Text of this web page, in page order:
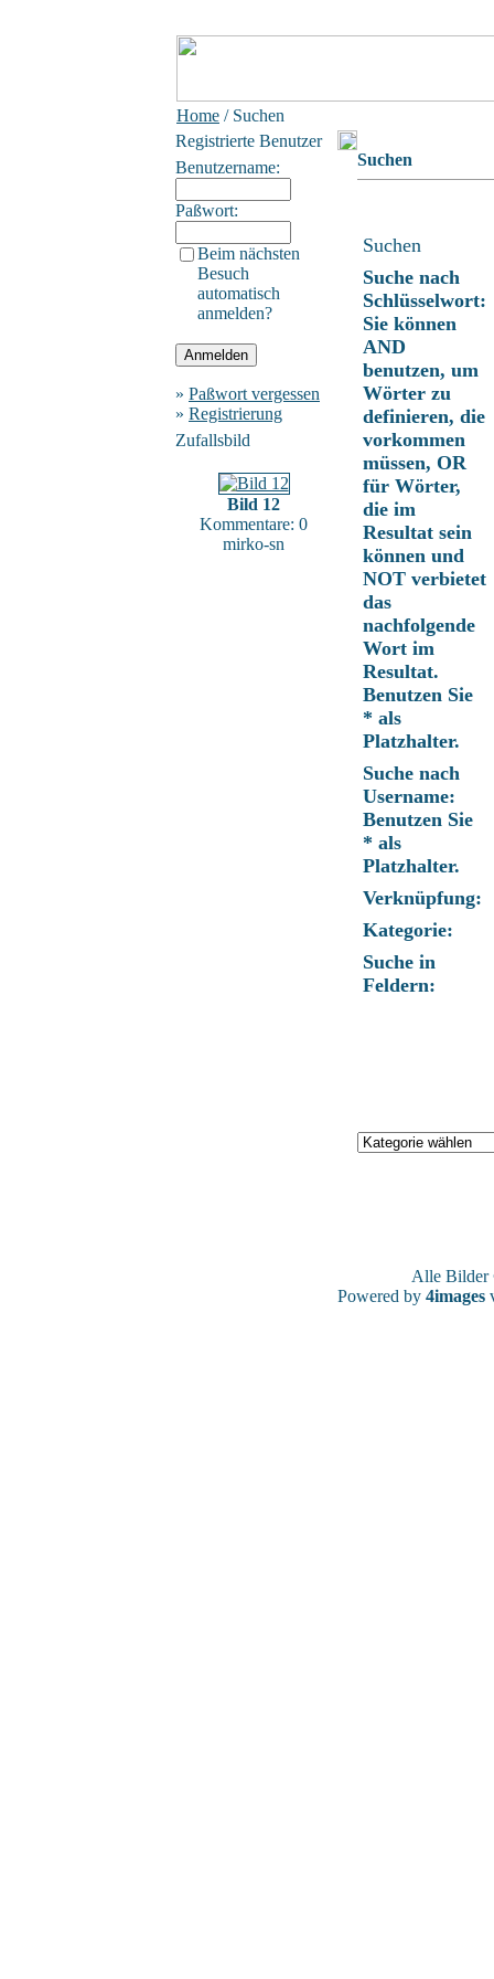
Home / Suchen
Registrierte Benutzer
Benutzername:
Paßwort:
Beim nächsten
Besuch
automatisch
anmelden?
» Paßwort vergessen
» Registrierung
Zufallsbild
Bild 12
Kommentare: 0
mirko-sn
Suchen
Suchen
Suche nach
Schlüsselwort:
Sie können
AND
benutzen, um
Wörter zu
definieren, die
vorkommen
müssen, OR
für Wörter,
die im
Resultat sein
können und
NOT verbietet
das
nachfolgende
Wort im
Resultat.
Benutzen Sie
* als
Platzhalter.
Suche nach
Username:
Benutzen Sie
* als
Platzhalter.
Verknüpfung:
Kategorie:
Suche in
Feldern:
Alle
Powered by 4images